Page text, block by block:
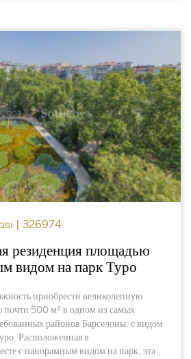
| 326974
резиденция площадью
видом на парк Туро
приобрести великолепную
500 м² в одном из самых
районов Барселоны, с видом
Расположенная в
с панорамным видом на парк, эта